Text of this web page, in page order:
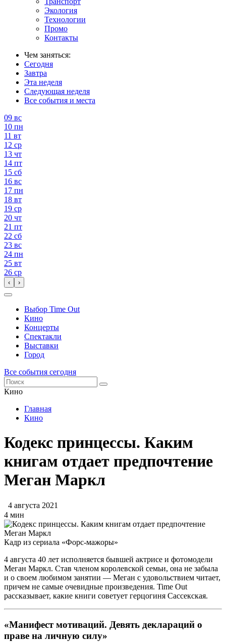
Экология
Технологии
Промо
Контакты
Чем заняться:
Сегодня
Завтра
Эта неделя
Следующая неделя
Все события и места
09 вс
10 пн
11 вт
12 ср
13 чт
14 пт
15 сб
16 вс
17 пн
18 вт
19 ср
20 чт
21 пт
22 сб
23 вс
24 пн
25 вт
26 ср
‹ ›
Выбор Time Out
Кино
Концерты
Спектакли
Выставки
Город
Все события сегодня
Кино
Главная
Кино
Кодекс принцессы. Каким
книгам отдает предпочтение
Меган Маркл
4 августа 2021
4 мин
Кадр из сериала «Форс-мажоры»
4 августа 40 лет исполняется бывшей актрисе и фотомодели
Меган Маркл. Став членом королевской семьи, она не забыла
и о своем любимом занятии — Меган с удовольствием читает,
причем не самые очевидные произведения. Time Out
рассказывает, какие книги советует герцогиня Сассекская.
«Манифест мотиваций. Девять деклараций о
праве на личную силу»